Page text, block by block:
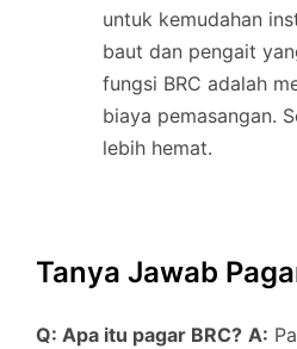
untuk kemudahan
baut dan pengait
fungsi BRC adalah
biaya pemasangan.
lebih hemat.
Tanya Jawab
Q: Apa itu pagar BRC? A: